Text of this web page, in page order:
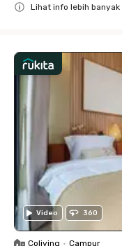
Lihat info lebih banyak
Video 360
Coliving • Campur